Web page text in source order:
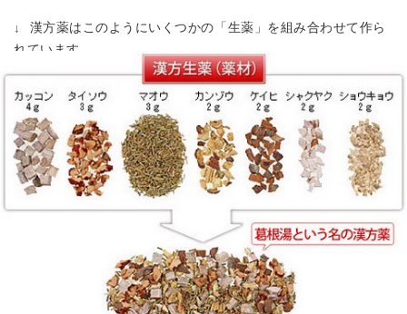
↓
漢方薬はこのようにいくつかの「生薬」を組み合わせて作ら
れています。